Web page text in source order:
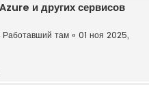
и других сервисов
Работавший там « 01 ноя 2025,